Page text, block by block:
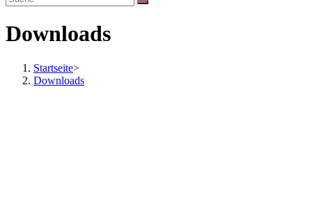
Downloads
Startseite>
Downloads